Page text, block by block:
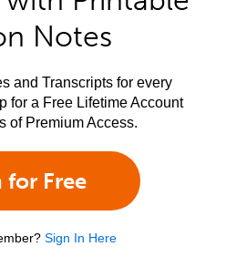
Notes
and Transcripts for every
for a Free Lifetime Account
of Premium Access.
for Free
Sign In Here